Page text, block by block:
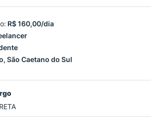
: R$ 160,00/dia
São Caetano do Sul